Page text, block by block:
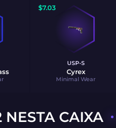
$7.03
USP-S
Cyrex
Minimal Wear
NESTA CAIXA